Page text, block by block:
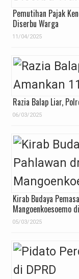
Pemutihan Pajak
Diserbu Warga
11/04/2025
Razia Balap Liar,
06/03/2025
Kirab Budaya
Mangoenkoesoemo
05/03/2025